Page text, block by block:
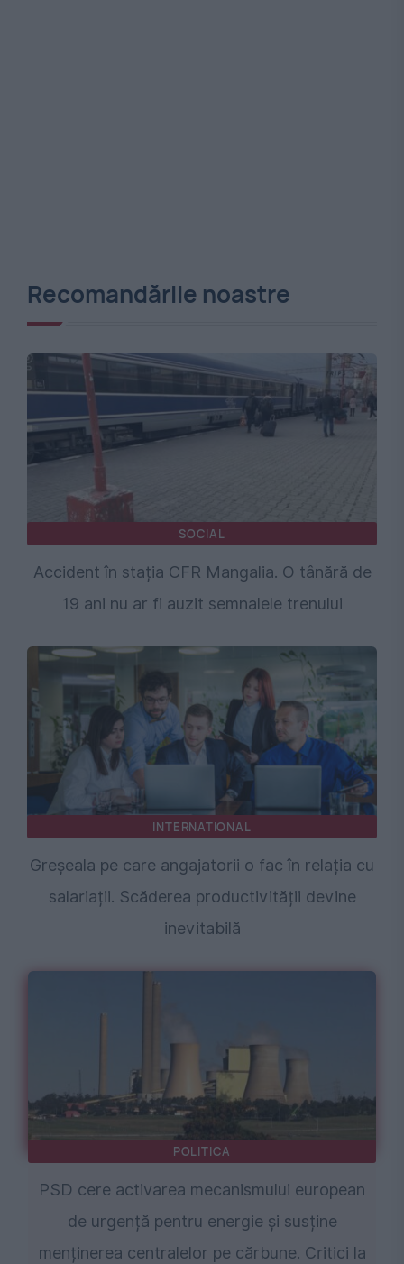
Recomandările noastre
SOCIAL
Accident în stația CFR Mangalia. O tânără de
19 ani nu ar fi auzit semnalele trenului
INTERNATIONAL
Greșeala pe care angajatorii o fac în relația cu
salariații. Scăderea productivității devine
inevitabilă
POLITICA
PSD cere activarea mecanismului european
de urgență pentru energie și susține
menținerea centralelor pe cărbune. Critici la